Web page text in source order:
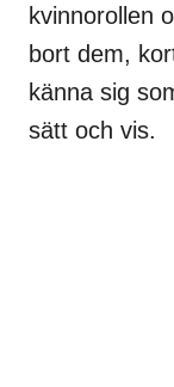
kvinnorollen
bort dem,
känna sig
sätt och vis.